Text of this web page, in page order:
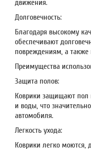
движения.
Долговечность:
Благодаря высокому
обеспечивают
повреждениям, а
Преимущества
Защита полов:
Коврики защищают пол
и воды, что
автомобиля.
Легкость ухода:
Коврики легко моются,